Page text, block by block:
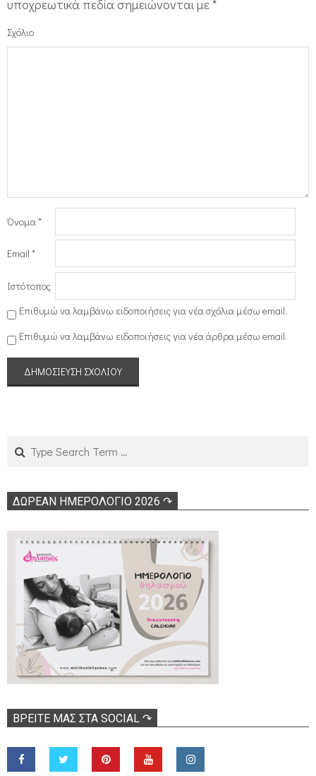
υποχρεωτικά πεδία σημειώνονται με *
Σχόλιο
Όνομα*
Email *
Ιστότοπος
Επιθυμώ να λαμβάνω ειδοποιήσεις για νέα σχόλια μέσω email.
Επιθυμώ να λαμβάνω ειδοποιήσεις για νέα άρθρα μέσω email.
Search
ΔΩΡΕΑΝ ΗΜΕΡΟΛΟΓΙΟ 2026 ↷
ΒΡΕΊΤΕ ΜΑΣ ΣΤΑ SOCIAL ↷